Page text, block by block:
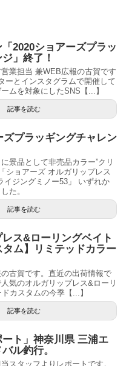
2020ショアーズプラッ
」終了！
業担当 兼WEB広報の古賀です
ーとインスタグラムで開催して
ムを対象にしたSNS【...】
記事を読む
ズプラッギングチャレン
景品として非売品カラー”クリ
ショアーズ オルガリップレス
イジングミノー53」 いずれか
た。
記事を読む
レス&ローリングベイト
ム】リミテッドカラー
古賀です。直近の出荷情報で
気のオルガリップレス&ローリ
カスタムの今季【...】
記事を読む
ート」神奈川県 三浦エ
ル釣行。
スタッフよりレポートです。